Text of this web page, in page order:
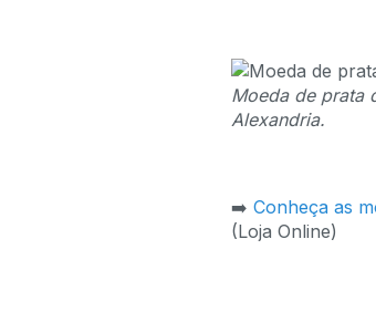
Moeda de prata
Alexandria.
➡️ Conheça as
(Loja Online)